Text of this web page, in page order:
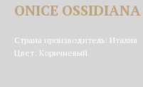
ONICE OSSIDIANA
Страна производитель: Италия
Цвет: Коричневый